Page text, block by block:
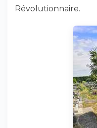
Révolutionnaire.